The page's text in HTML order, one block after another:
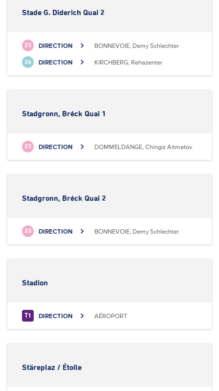
Stade G. Diderich Quai 2
23 DIRECTION BONNEVOIE, Demy Schlechter
26 DIRECTION KIRCHBERG, Rehazenter
Stadgronn, Bréck Quai 1
23 DIRECTION DOMMELDANGE, Chingiz Aitmatov
Stadgronn, Bréck Quai 2
23 DIRECTION BONNEVOIE, Demy Schlechter
Stadion
T1 DIRECTION AÉROPORT
Stäreplaz / Étoile